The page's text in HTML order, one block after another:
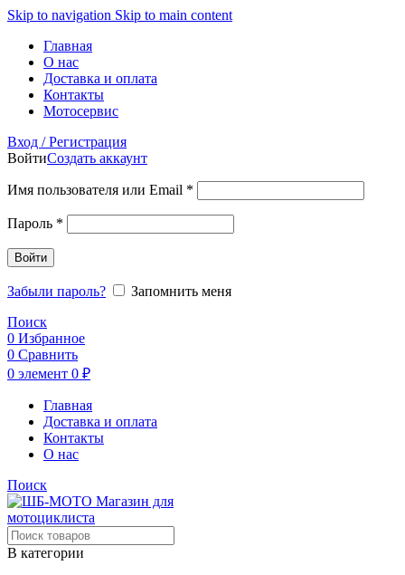
Skip to navigation Skip to main content
Главная
О нас
Доставка и оплата
Контакты
Мотосервис
Вход / Регистрация
ВойтиСоздать аккаунт
Имя пользователя или Email *
Пароль *
Войти
Забыли пароль?
Запомнить меня
Поиск
0 Избранное
0 Сравнить
0 элемент 0 ₽
Главная
Доставка и оплата
Контакты
О нас
Поиск
В категории